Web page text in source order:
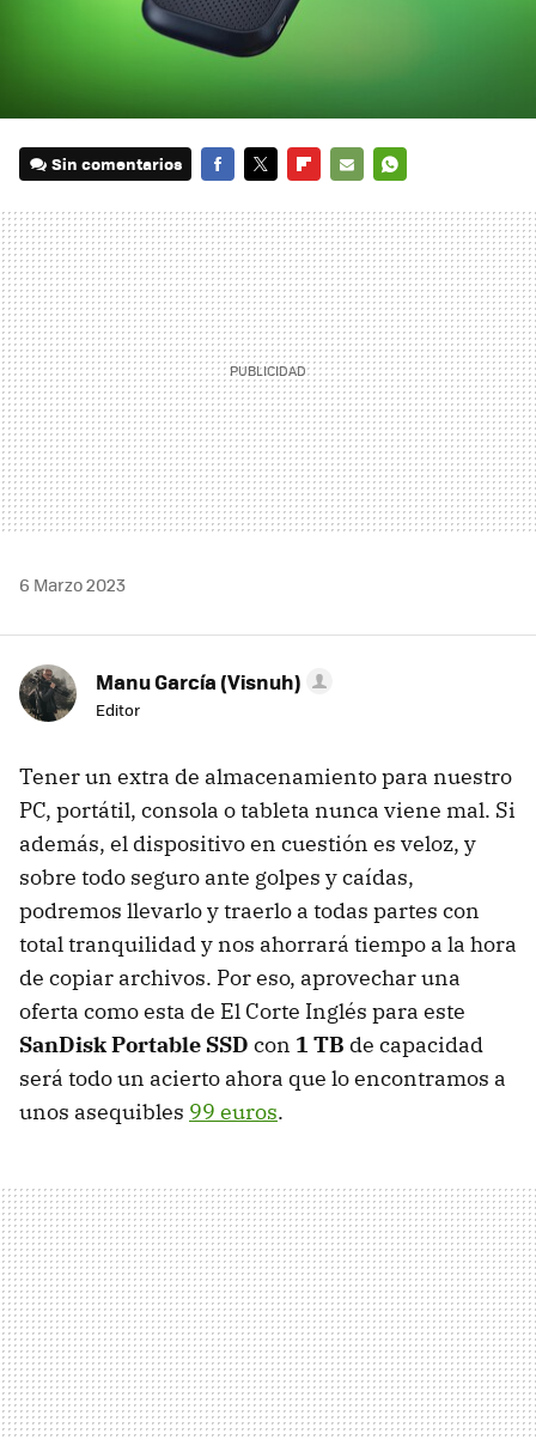
Sin comentarios
MAIL
6 Marzo 2023
Manu García (Visnuh)
Editor
Tener un extra de almacenamiento para nuestro
PC, portátil, consola o tableta nunca viene mal. Si
además, el dispositivo en cuestión es veloz, y
sobre todo seguro ante golpes y caídas,
podremos llevarlo y traerlo a todas partes con
total tranquilidad y nos ahorrará tiempo a la hora
de copiar archivos. Por eso, aprovechar una
oferta como esta de El Corte Inglés para este
SanDisk Portable SSD con 1 TB de capacidad
será todo un acierto ahora que lo encontramos a
unos asequibles 99 euros.